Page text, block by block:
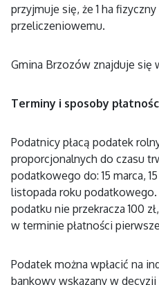
przyjmuje się, że 1 ha
przeliczeniowemu.
Gmina Brzozów znajduje się
Terminy i sposoby
Podatnicy płacą podatek
proporcjonalnych do czasu
podatkowego do: 15 marca,
listopada roku
podatku nie przekracza 100
w terminie płatności
Podatek można wpłacić na
bankowy wskazany w